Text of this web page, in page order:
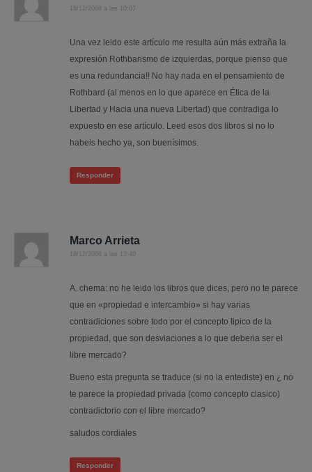
18/12/2008 a las 10:07
Una vez leido este artículo me resulta aún más extraña la
expresión Rothbarismo de izquierdas, porque pienso que
es una redundancia!! No hay nada en el pensamiento de
Rothbard (al menos en lo que aparece en Ética de la
Libertad y Hacia una nueva Libertad) que contradiga lo
expuesto en ese artículo. Leed esos dos libros si no lo
habeis hecho ya, son buenísimos.
Responder
Marco Arrieta
18/12/2008 a las 13:40
A. chema: no he leido los libros que dices, pero no te parece
que en «propiedad e intercambio» si hay varias
contradiciones sobre todo por el concepto tipico de la
propiedad, que son desviaciones a lo que deberia ser el
libre mercado?
Bueno esta pregunta se traduce (si no la entediste) en ¿ no
te parece la propiedad privada (como concepto clasico)
contradictorio con el libre mercado?
saludos cordiales
Responder